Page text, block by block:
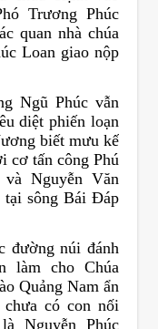
Trương Phúc
quan nhà chúa
Loan giao nộp
Ngũ Phúc vẫn
diệt phiến loạn
biết mưu kế
cơ tấn công Phú
Nguyễn Văn
tại sông Bái Đáp
đường núi đánh
làm cho Chúa
Quảng Nam ẩn
có con nối
Nguyễn Phúc